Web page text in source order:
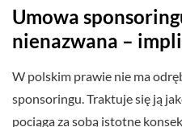
Umowa
nienazwana –
W polskim prawie nie ma
sponsoringu. Traktuje się ją
pociąga za sobą istotne